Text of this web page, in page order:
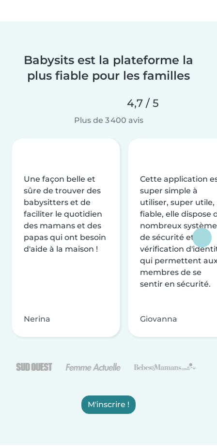
Babysits est la plateforme la
plus fiable pour les familles
4,7 / 5
Plus de 3 400 avis
Une façon belle et
sûre de trouver des
babysitters et de
faciliter le quotidien
des mamans et des
papas qui ont besoin
d'aide à la maison !
Nerina
Cette application
super simple à
utiliser, super utile,
fiable, elle dispose
nombreux
de sécurité et de
vérification
qui permettent
membres de se
sentir en sécurité.
Giovanna
M'inscrire !